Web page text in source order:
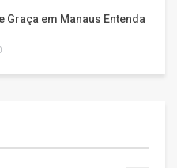
Graça em Manaus Entenda